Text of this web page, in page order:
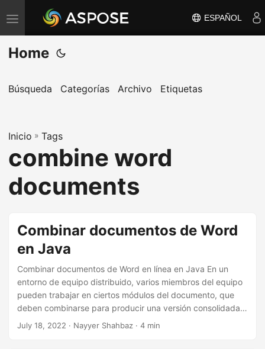
A
l
t
r
r
n
a
v
ó
ESPAÑOL
Home
Búsqueda Categorías Archivo Etiquetas
Inicio » Tags
combine word
documents
Combinar documentos de Word
en Java
Combinar documentos de Word en línea en Java En un
entorno de equipo distribuido, varios miembros del equipo
pueden trabajar en ciertos módulos del documento, que
deben combinarse para producir una versión consolidada.
Esta operación se puede realizar utilizando una variedad
July 18, 2022 · Nayyer Shahbaz · 4 min